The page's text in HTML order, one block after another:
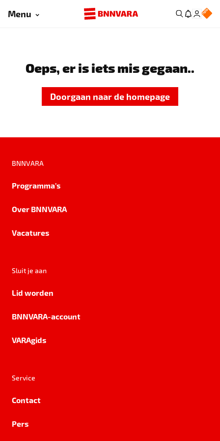
Menu
Oeps, er is iets mis gegaan..
Doorgaan naar de homepage
BNNVARA
Programma's
Over BNNVARA
Vacatures
Sluit je aan
Lid worden
BNNVARA-account
VARAgids
Service
Contact
Pers